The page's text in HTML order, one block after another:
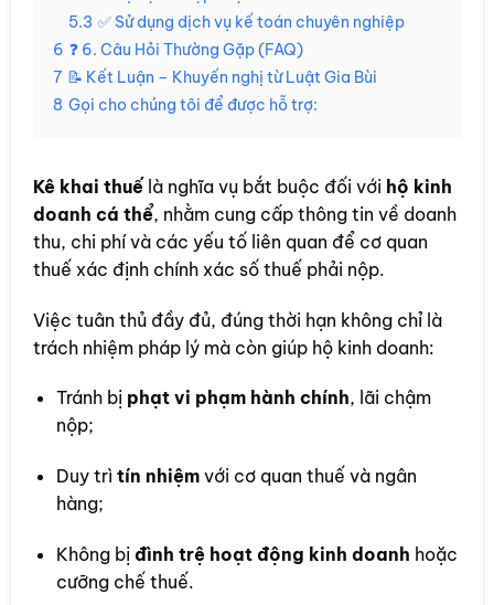
5.3 ✅ Sử dụng dịch vụ kế toán chuyên nghiệp
6 ❓ 6. Câu Hỏi Thường Gặp (FAQ)
7 📝 Kết Luận – Khuyến nghị từ Luật Gia Bùi
8 Gọi cho chúng tôi để được hỗ trợ:
Kê khai thuếlà nghĩa vụ bắt buộc đối với hộ kinh
doanh cá thể, nhằm cung cấp thông tin về doanh
thu, chi phí và các yếu tố liên quan để cơ quan
thuế xác định chính xác số thuế phải nộp.
Việc tuân thủ đầy đủ, đúng thời hạn không chỉ là
trách nhiệm pháp lý mà còn giúp hộ kinh doanh:
Tránh bị phạt vi phạm hành chính, lãi chậm
nộp;
Duy trì tín nhiệmvới cơ quan thuế và ngân
hàng;
Không bị đình trệ hoạt động kinh doanh hoặc
cưỡng chế thuế.